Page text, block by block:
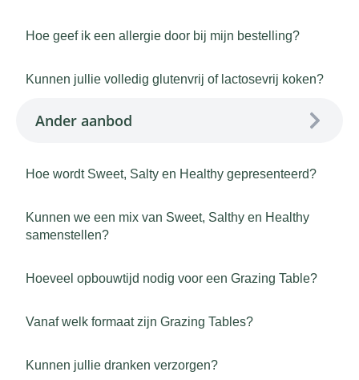
Hoe geef ik een allergie door bij mijn bestelling?
Kunnen jullie volledig glutenvrij of lactosevrij koken?
Ander aanbod
Hoe wordt Sweet, Salty en Healthy gepresenteerd?
Kunnen we een mix van Sweet, Salthy en Healthy
samenstellen?
Hoeveel opbouwtijd nodig voor een Grazing Table?
Vanaf welk formaat zijn Grazing Tables?
Kunnen jullie dranken verzorgen?